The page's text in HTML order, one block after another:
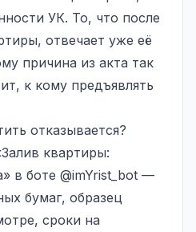
УК. То, что после
отвечает уже её
причина из акта так
к кому предъявлять
отказывается?
квартиры:
в боте @imYrist_bot —
бумаг, образец
сроки на